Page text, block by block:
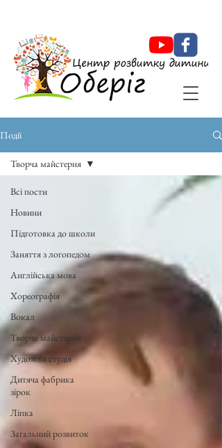
Події
Всі пости
Новини
Підготовка до школи
Заняття з логопедом
Англійська мова
Хореографія
Вокал
Творча майстерня
Художня студія
Дитяча фабрика
зірок
Ліпка
Загальний розвиток
Творча майстерня